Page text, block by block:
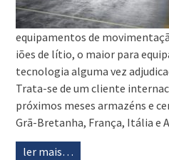
equipamentos de
iões de lítio, o maior para
tecnologia alguma vez
Trata-se de um cliente
próximos meses armazéns e
Grã-Bretanha, França, Itália e
ler mais…